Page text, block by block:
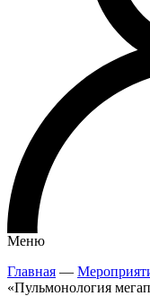
Меню
Главная —
«Пульмонология